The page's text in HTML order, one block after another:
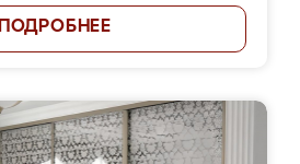
ПОДРОБНЕЕ